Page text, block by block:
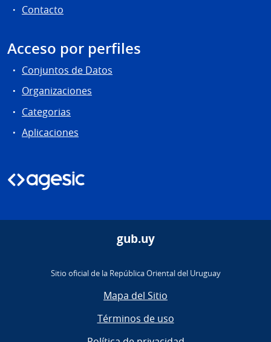
Contacto
Acceso por perfiles
Conjuntos de Datos
Organizaciones
Categorias
Aplicaciones
gub.uy
Sitio oficial de la República Oriental del Uruguay
Mapa del Sitio
Términos de uso